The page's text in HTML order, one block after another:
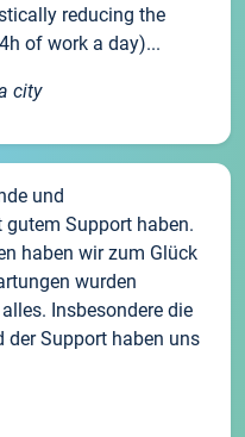
reducing the
of work a day)...
city
und
Support haben.
haben wir zum Glück
wurden
Insbesondere die
Support haben uns